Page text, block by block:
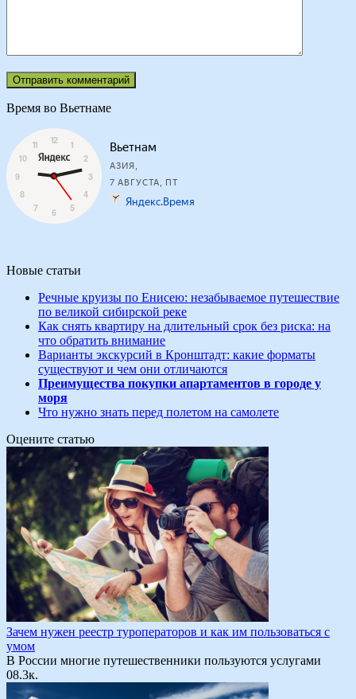
Время во Вьетнаме
Новые статьи
Речные круизы по Енисею: незабываемое путешествие
по великой сибирской реке
Как снять квартиру на длительный срок без риска: на
что обратить внимание
Варианты экскурсий в Кронштадт: какие форматы
существуют и чем они отличаются
Преимущества покупки апартаментов в городе у
моря
Что нужно знать перед полетом на самолете
Оцените статью
Зачем нужен реестр туроператоров и как им пользоваться с
умом
В России многие путешественники пользуются услугами
08.3к.